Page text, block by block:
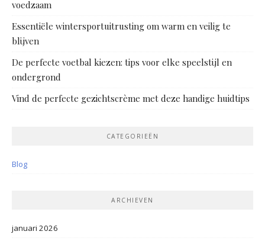
voedzaam
Essentiële wintersportuitrusting om warm en veilig te
blijven
De perfecte voetbal kiezen: tips voor elke speelstijl en
ondergrond
Vind de perfecte gezichtscrème met deze handige huidtips
CATEGORIEËN
Blog
ARCHIEVEN
januari 2026